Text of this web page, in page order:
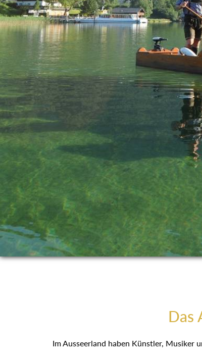
Das
Im Ausseerland haben Künstler, Musiker